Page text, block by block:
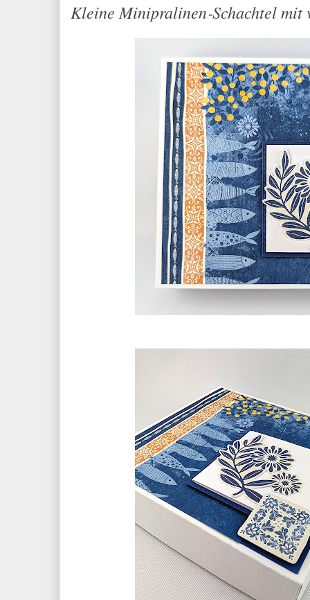
Kleine Minipralinen‑Schachtel mit